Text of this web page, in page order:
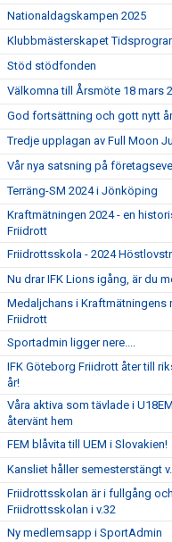
Nationaldagskampen 2025
Klubbmästerskapet
Stöd stödfonden
Välkomna till Årsmöte 18 mars
God fortsättning och gott nytt
Tredje upplagan av Full Moon
Vår nya satsning på
Terräng-SM 2024 i Jönköping
Kraftmätningen 2024 - en
Friidrott
Friidrottsskola - 2024
Nu drar IFK Lions igång, är du
Medaljchans i Kraftmätningens
Friidrott
Sportadmin ligger nere....
IFK Göteborg Friidrott åter till
år!
Våra aktiva som tävlade i
återvänt hem
FEM blåvita till UEM i Slovakien!
Kansliet håller semesterstängt
Friidrottsskolan är i fullgång
Friidrottsskolan i v.32
Ny medlemsapp i SportAdmin